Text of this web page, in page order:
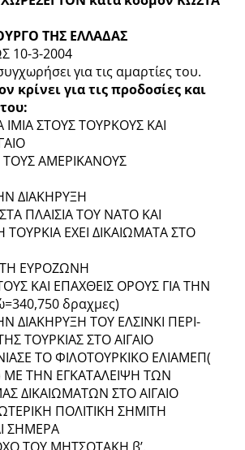
ΤΗΣ ΕΛΛΑΔΑΣ
10-3-2004
για τις αμαρτίες του.
κρίνει για τις προδοσίες και
ΣΤΟΥΣ ΤΟΥΡΚΟΥΣ ΚΑΙ
ΤΟΥΣ ΑΜΕΡΙΚΑΝΟΥΣ
ΔΙΑΚΗΡΥΞΗ
ΠΛΑΙΣΙΑ ΤΟΥ ΝΑΤΟ ΚΑΙ
ΤΟΥΡΚΙΑ ΕΧΕΙ ΔΙΚΑΙΩΜΑΤΑ ΣΤΟ
ΕΥΡΟΖΩΝΗ
ΚΑΙ ΕΠΑΧΘΕΙΣ ΟΡΟΥΣ ΓΙΑ ΤΗΝ
δραχμες)
ΔΙΑΚΗΡΥΞΗ ΤΟΥ ΕΛΣΙΝΚΙ ΠΕΡΙ-
ΤΟΥΡΚΙΑΣ ΣΤΟ ΑΙΓΑΙΟ
ΤΟ ΦΙΛΟΤΟΥΡΚΙΚΟ ΕΛΙΑΜΕΠ(
ΜΕ ΤΗΝ ΕΓΚΑΤΑΛΕΙΨΗ ΤΩΝ
ΔΙΚΑΙΩΜΑΤΩΝ ΣΤΟ ΑΙΓΑΙΟ
ΠΟΛΙΤΙΚΗ ΣΗΜΙΤΗ
ΣΗΜΕΡΑ